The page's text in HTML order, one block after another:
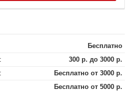
Бесплатно
300 р. до 3000 р.
Бесплатно от 3000 р.
Бесплатно от 5000 р.